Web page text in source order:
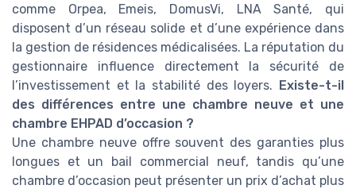
comme Orpea, Emeis, DomusVi, LNA Santé, qui
disposent d’un réseau solide et d’une expérience dans
la gestion de résidences médicalisées. La réputation du
gestionnaire influence directement la sécurité de
l’investissement et la stabilité des loyers. Existe-t-il
des différences entre une chambre neuve et une
chambre EHPAD d’occasion ?
Une chambre neuve offre souvent des garanties plus
longues et un bail commercial neuf, tandis qu’une
chambre d’occasion peut présenter un prix d’achat plus